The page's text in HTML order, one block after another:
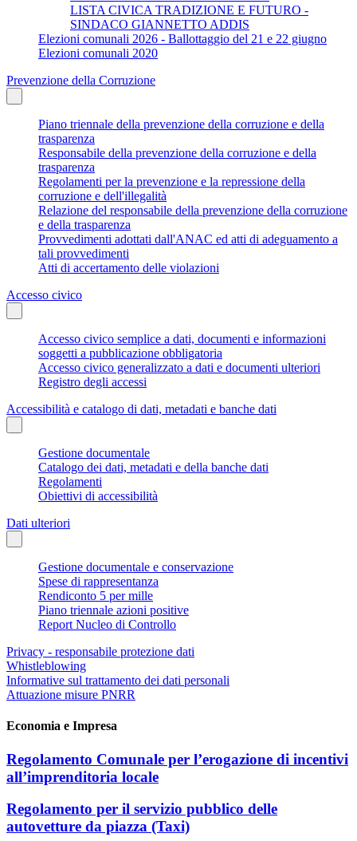
LISTA CIVICA TRADIZIONE E FUTURO -
SINDACO GIANNETTO ADDIS
Elezioni comunali 2026 - Ballottaggio del 21 e 22 giugno
Elezioni comunali 2020
Prevenzione della Corruzione
Piano triennale della prevenzione della corruzione e della
trasparenza
Responsabile della prevenzione della corruzione e della
trasparenza
Regolamenti per la prevenzione e la repressione della
corruzione e dell'illegalità
Relazione del responsabile della prevenzione della corruzione
e della trasparenza
Provvedimenti adottati dall'ANAC ed atti di adeguamento a
tali provvedimenti
Atti di accertamento delle violazioni
Accesso civico
Accesso civico semplice a dati, documenti e informazioni
soggetti a pubblicazione obbligatoria
Accesso civico generalizzato a dati e documenti ulteriori
Registro degli accessi
Accessibilità e catalogo di dati, metadati e banche dati
Gestione documentale
Catalogo dei dati, metadati e della banche dati
Regolamenti
Obiettivi di accessibilità
Dati ulteriori
Gestione documentale e conservazione
Spese di rappresentanza
Rendiconto 5 per mille
Piano triennale azioni positive
Report Nucleo di Controllo
Privacy - responsabile protezione dati
Whistleblowing
Informative sul trattamento dei dati personali
Attuazione misure PNRR
Economia e Impresa
Regolamento Comunale per l’erogazione di incentivi
all’imprenditoria locale
Regolamento per il servizio pubblico delle
autovetture da piazza (Taxi)